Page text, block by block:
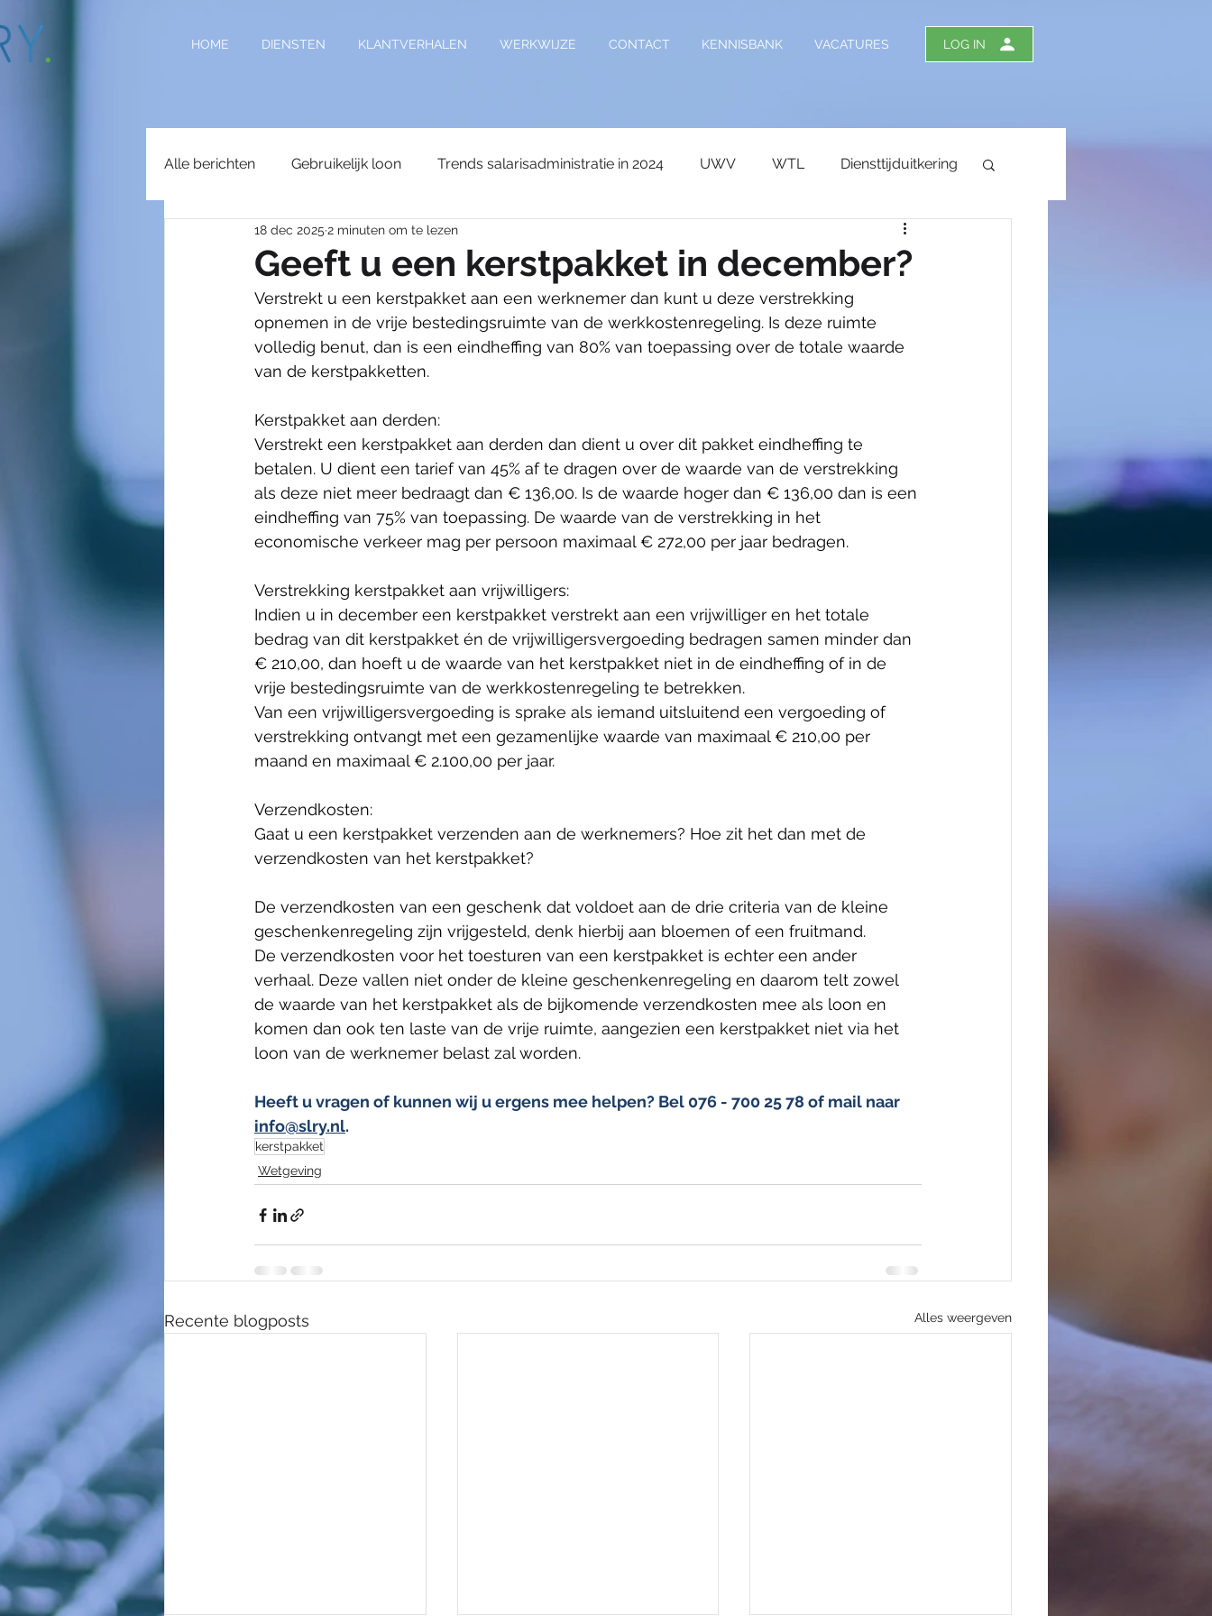
HOME DIENSTEN KLANTVERHALEN WERKWIJZE CONTACT KENNISBANK VACATURES LOG IN
Alle berichten Gebruikelijk loon Trends salarisadministratie in 2024 UWV WTL Diensttijduitkering
Arbeidsongeschiktheid Stage
Wettelijk minimumuurloon Wetgeving Auto van de zaak premies Vakantiedagen
Vakantiekrachten Subsidie
Wijzigingen 2025
Geeft u een kerstpakket in december?
18 dec 2025 2 minuten om te lezen
Verstrekt u een kerstpakket aan een werknemer dan kunt u deze verstrekking
opnemen in de vrije bestedingsruimte van de werkkostenregeling. Is deze ruimte
volledig benut, dan is een eindheffing van 80% van toepassing over de totale waarde
van de kerstpakketten.
Kerstpakket aan derden:
Verstrekt een kerstpakket aan derden dan dient u over dit pakket eindheffing te
betalen. U dient een tarief van 45% af te dragen over de waarde van de verstrekking
als deze niet meer bedraagt dan € 136,00. Is de waarde hoger dan € 136,00 dan is een
eindheffing van 75% van toepassing. De waarde van de verstrekking in het
economische verkeer mag per persoon maximaal € 272,00 per jaar bedragen.
Verstrekking kerstpakket aan vrijwilligers:
Indien u in december een kerstpakket verstrekt aan een vrijwilliger en het totale
bedrag van dit kerstpakket én de vrijwilligersvergoeding bedragen samen minder dan
€ 210,00, dan hoeft u de waarde van het kerstpakket niet in de eindheffing of in de
vrije bestedingsruimte van de werkkostenregeling te betrekken.
Van een vrijwilligersvergoeding is sprake als iemand uitsluitend een vergoeding of
verstrekking ontvangt met een gezamenlijke waarde van maximaal € 210,00 per
maand en maximaal € 2.100,00 per jaar.
Verzendkosten:
Gaat u een kerstpakket verzenden aan de werknemers? Hoe zit het dan met de
verzendkosten van het kerstpakket?
De verzendkosten van een geschenk dat voldoet aan de drie criteria van de kleine
geschenkenregeling zijn vrijgesteld, denk hierbij aan bloemen of een fruitmand.
De verzendkosten voor het toesturen van een kerstpakket is echter een ander
verhaal. Deze vallen niet onder de kleine geschenkenregeling en daarom telt zowel
de waarde van het kerstpakket als de bijkomende verzendkosten mee als loon en
komen dan ook ten laste van de vrije ruimte, aangezien een kerstpakket niet via het
loon van de werknemer belast zal worden.
Heeft u vragen of kunnen wij u ergens mee helpen? Bel 076 - 700 25 78 of mail naar
info@slry.nl.
kerstpakket
Wetgeving
Recente blogposts Alles weergeven